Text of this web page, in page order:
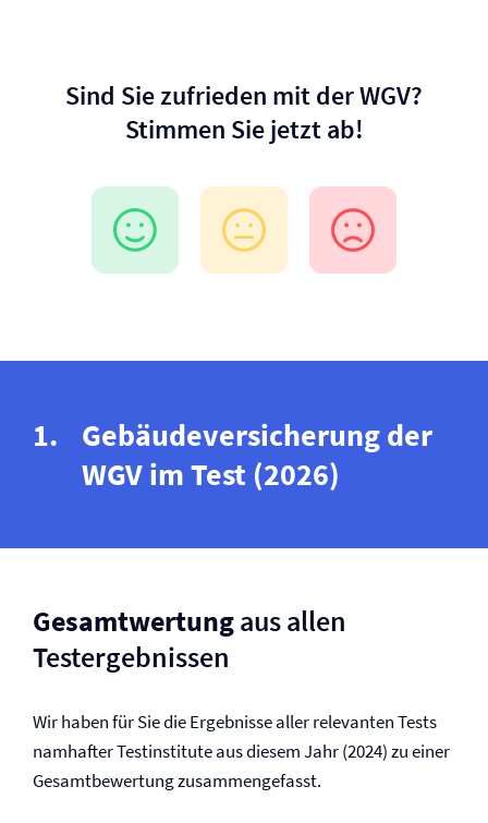
Sind Sie zufrieden mit der WGV?
Stimmen Sie jetzt ab!
Gebäude­versicherung der
WGV im Test (2026)
Gesamtwertungaus allen
Testergebnissen
Wir haben für Sie die Ergebnisse aller relevanten Tests
namhafter Testinstitute aus diesem Jahr (2024) zu einer
Gesamtbewertung zusammengefasst.